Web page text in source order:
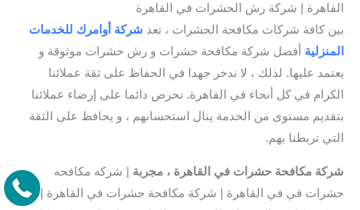
القاهرة | شركة رش الحشرات في القاهرة
بين كافة شركات مكافحة الحشرات ، تعد شركة أوامرك للخدمات
المنزلية أفضل شركة مكافحة حشرات و رش حشرات موثوقة و
يعتمد عليها. لذلك ، لا ندخر جهدا في الحفاظ على ثقة عملائنا
الكرام في كل أنحاء في القاهرة. نحرص دائما على إرضاء عملائنا
بتقديم مستوى من الخدمة ينال استحسانهم ، و يحافظ على الثقة
التي تربطنا بهم.
شركة مكافحة حشرات في القاهرة ، مجربة | شركه مكافحه
حشرات في في القاهرة | شركة مكافحة حشرات في القاهرة |